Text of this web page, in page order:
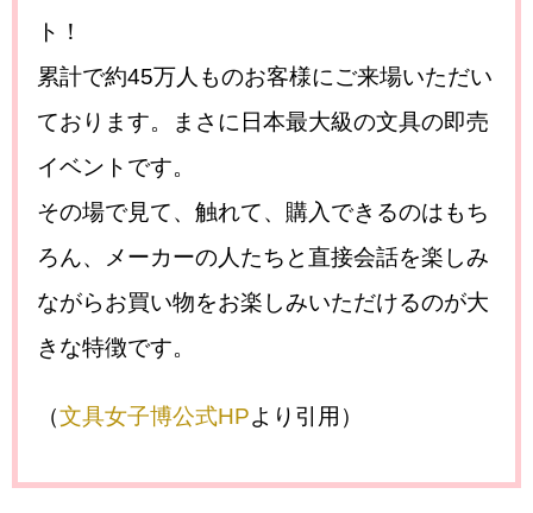
ト！
累計で約45万人ものお客様にご来場いただい
ております。まさに日本最大級の文具の即売
イベントです。
その場で見て、触れて、購入できるのはもち
ろん、メーカーの人たちと直接会話を楽しみ
ながらお買い物をお楽しみいただけるのが大
きな特徴です。
（文具女子博公式HPより引用）